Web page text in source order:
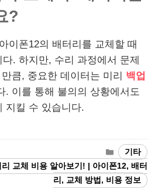
?
이폰12의 배터리를 교체할 때
다. 하지만, 수리 과정에서 문제
큼, 중요한 데이터는 미리 백업
. 이를 통해 불의의 상황에서도
지킬 수 있습니다.
Categories
기타
교체 비용 알아보기! | 아이폰12, 배터
리, 교체 방법, 비용 정보